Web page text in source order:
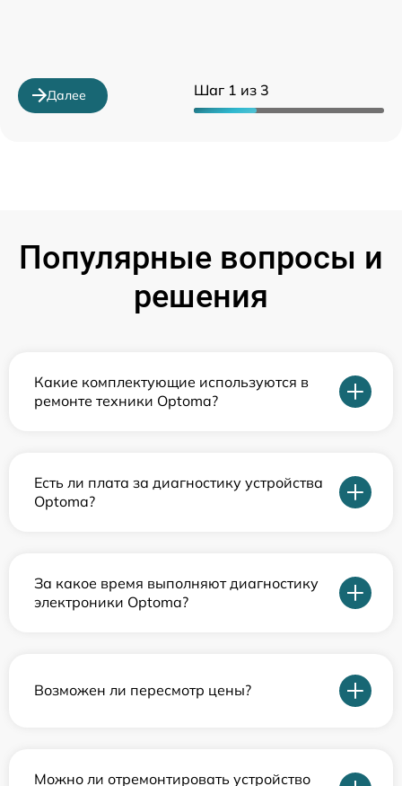
Шаг 1 из 3
Далее
Популярные вопросы и
решения
Какие комплектующие используются в
ремонте техники Optoma?
Есть ли плата за диагностику устройства
Optoma?
За какое время выполняют диагностику
электроники Optoma?
Возможен ли пересмотр цены?
Можно ли отремонтировать устройство